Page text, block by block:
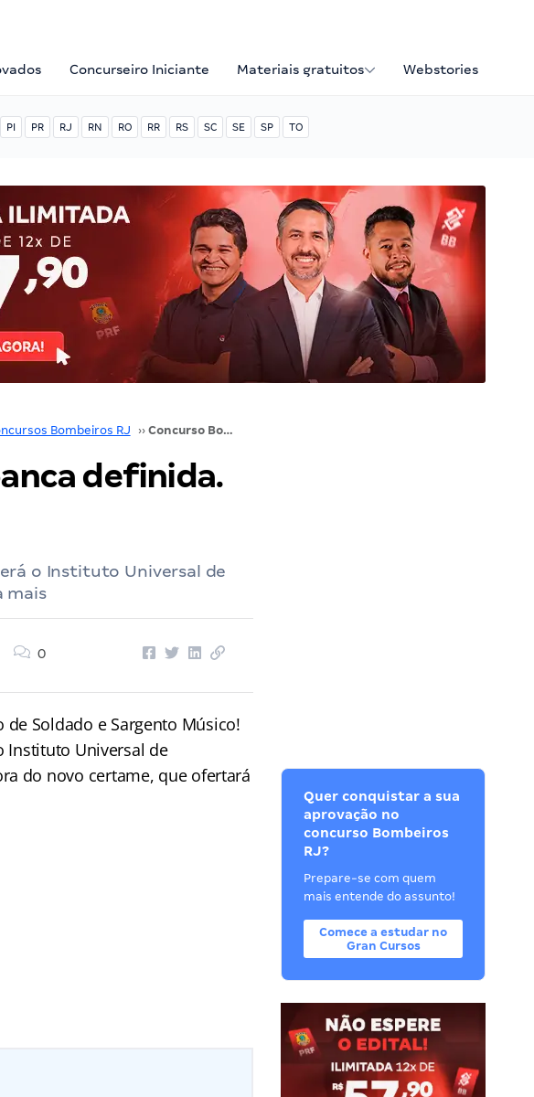
Concurseiro Iniciante Materiais gratuitos Webstories
PI PR RJ RN RO RR RS SC SE SP TO
Bombeiros RJ ›› Concurso Bombeiros RJ: banca definida. Veja!
definida.
o Instituto Universal de
mais
0
de Soldado e Sargento Músico!
Instituto Universal de
do novo certame, que ofertará
Quer conquistar a sua
aprovação no
concurso Bombeiros
RJ?
Prepare-se com quem
mais entende do assunto!
Comece a estudar no
Gran Cursos